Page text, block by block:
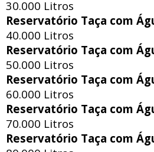
30.000 Litros
Reservatório Taça com
40.000 Litros
Reservatório Taça com
50.000 Litros
Reservatório Taça com
60.000 Litros
Reservatório Taça com
70.000 Litros
Reservatório Taça com